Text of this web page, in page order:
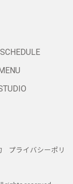
SCHEDULE
MENU
プライバシーポリ